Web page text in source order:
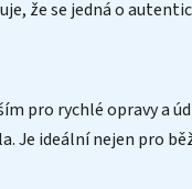
že se jedná o
pro rychlé opravy a
Je ideální nejen pro